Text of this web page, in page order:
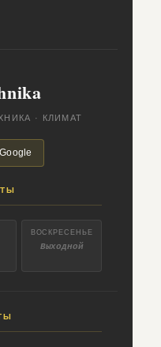
· КЛИМАТ
ВОСКРЕСЕНЬЕ
Выходной